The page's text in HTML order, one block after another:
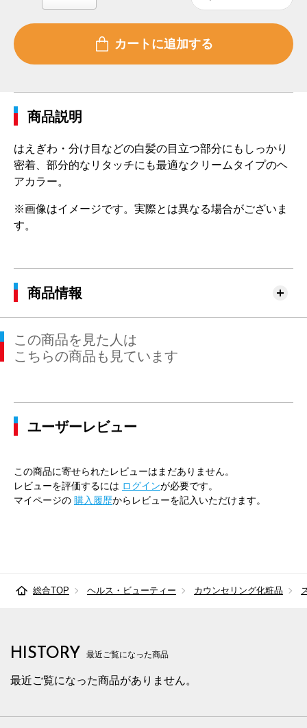
商品説明
はえぎわ・分け目などの白髪の目立つ部分にもしっかり
密着、部分的なリタッチにも最適なクリームタイプのヘ
アカラー。
※画像はイメージです。実際とは異なる場合がございま
す。
商品情報
この商品を見た人は
こちらの商品も見ています
ユーザーレビュー
この商品に寄せられたレビューはまだありません。
レビューを評価するには ログインが必要です。
マイページの 購入履歴からレビューを記入いただけます。
総合TOP ヘルス・ビューティー カウンセリング化粧品
HISTORY 最近ご覧になった商品
最近ご覧になった商品がありません。